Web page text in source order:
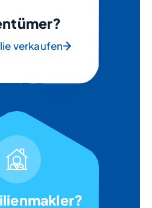
verkaufen